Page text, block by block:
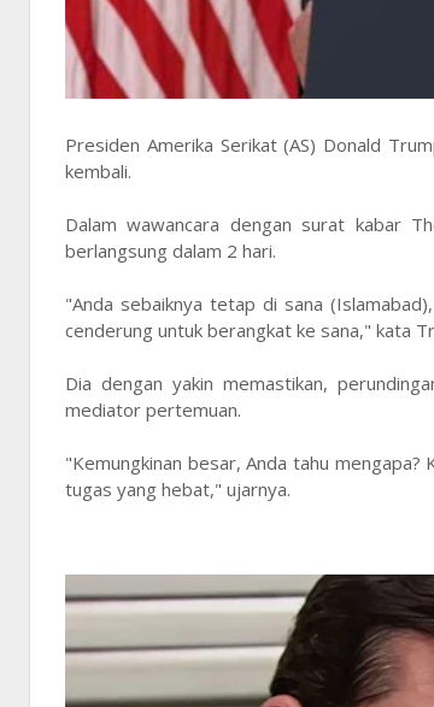
Presiden Amerika Serikat (AS) Donald
kembali.
Dalam wawancara dengan surat kabar
berlangsung dalam 2 hari.
"Anda sebaiknya tetap di sana
cenderung untuk berangkat ke sana," kata
Dia dengan yakin memastikan,
mediator pertemuan.
"Kemungkinan besar, Anda tahu mengapa?
tugas yang hebat," ujarnya.